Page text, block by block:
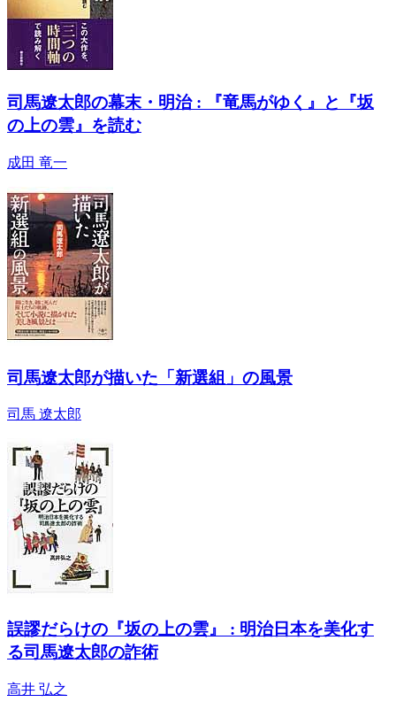
司馬遼太郎の幕末・明治 : 『竜馬がゆく』と『坂
の上の雲』を読む
成田 竜一
司馬遼太郎が描いた「新選組」の風景
司馬 遼太郎
誤謬だらけの『坂の上の雲』 : 明治日本を美化す
る司馬遼太郎の詐術
高井 弘之